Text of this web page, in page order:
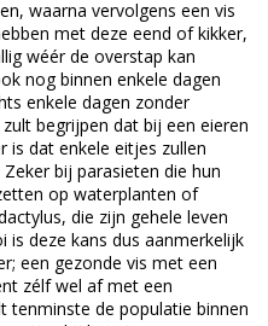
waarna vervolgens een vis
met deze eend of kikker,
wéér de overstap kan
nog binnen enkele dagen
enkele dagen zonder
begrijpen dat bij een eieren
is dat enkele eitjes zullen
bij parasieten die hun
op waterplanten of
die zijn gehele leven
is deze kans dus aanmerkelijk
een gezonde vis met een
zélf wel af met een
tenminste de populatie binnen